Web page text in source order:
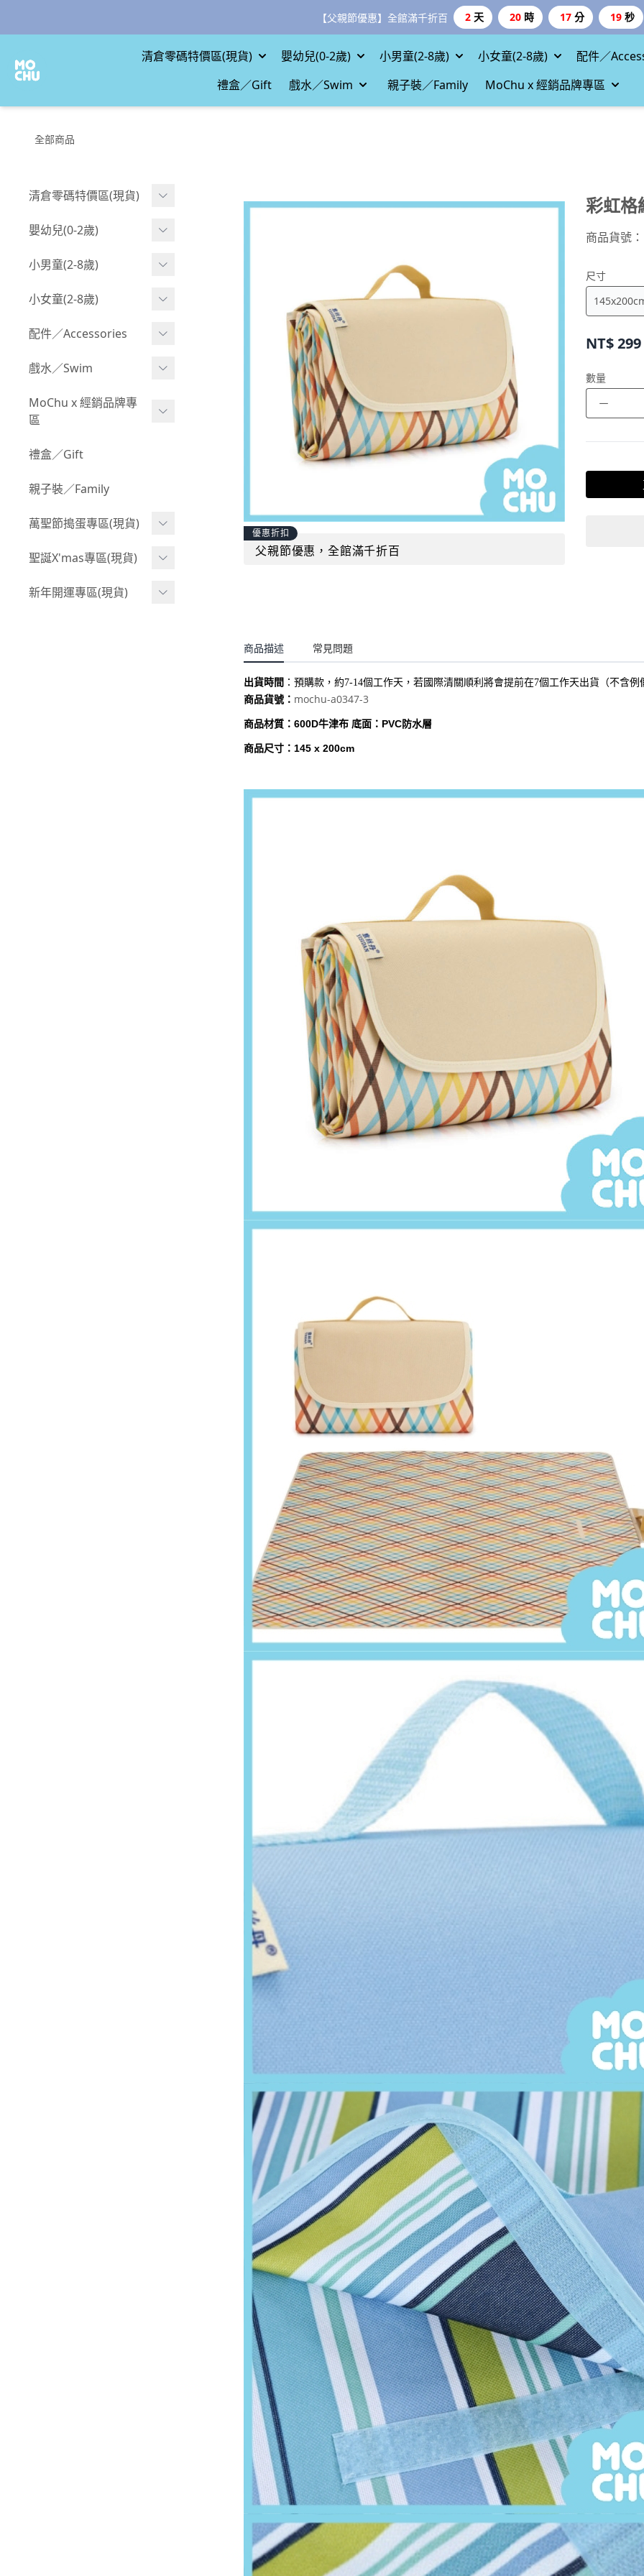
【父親節優惠】全館滿千折百 2 天 20 時 17 分 17 秒
清倉零碼特價區(現貨) 嬰幼兒(0-2歲) 小男童(2-8歲) 小女童(2-8歲)
配件／
禮盒／Gift
戲水／Swim 親子裝／Family MoChu x 經銷品牌專區
全部商品
清倉零碼特價區(現貨)
現貨.寶寶
現貨.男童
嬰幼兒(0-2歲)
BABY 包屁衣(短袖)
BABY 包屁衣(長袖)
BABY 外套
BABY 上身(短袖)
BABY 下身(短褲)
BABY 下身(長褲)
BABY 套裝(短袖)
BABY 套裝(長袖)
小男童(2-8歲)
Boy 上身(短袖)
Boy 上身(長袖)
Boy 套裝(短袖)
叢林探險系列
小紳士系列
韓國小歐巴
小女童(2-8歲)
Girl 上身(短袖)
Girl 上身(長袖)
Girl 下身(長褲)
Girl 套裝(短袖)
率性牛仔風
夢幻童話系列
小洋裝系列
配件／Accessories
Acc 口水巾
Acc 襪子
Acc 鞋子
Acc 餐具
Acc 寢具
Acc 其他
戲水／Swim
泳裝
泳具
野餐趣
MoChu x 經銷品牌專
區
©Wonchi 台灣 ｜ 兒童軟
©Disney 美國｜嬰兒用品
©風車圖書 台灣｜兒童圖
嘴
禮盒／Gift
親子裝／Family
萬聖節搗蛋專區(現貨)
萬聖造型頭套(3歲以上)
萬聖.嬰幼兒(0-2歲)
聖誕X'mas專區(現貨)
聖誕.嬰幼兒(0-2歲)
新年開運專區(現貨)
優惠折扣
父親節優惠，全館滿千折百
彩虹格
商品貨號：
尺寸
NT$299
數量
－
商品描述 常見問題
出貨時間 ：預購款，約7-14個工作天，若國際清關順利將會提前在7個工作天出貨（不含例
商品貨號： mochu-a0347-3
商品材質：600D牛津布 底面：PVC防水層
商品尺寸：145 x 200cm